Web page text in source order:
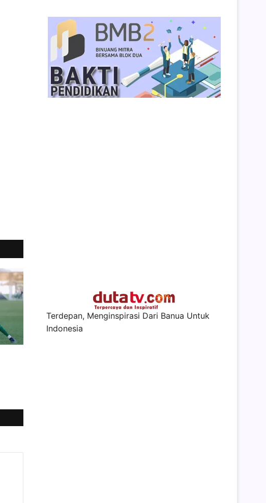
Terdepan, Menginspirasi Dari Banua Untuk
Indonesia